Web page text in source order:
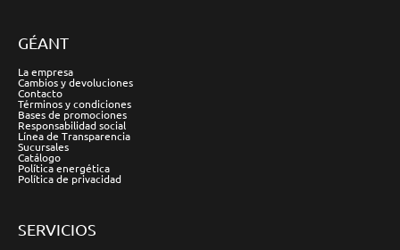
GÉANT
La empresa
Cambios y devoluciones
Contacto
Términos y condiciones
Bases de promociones
Responsabilidad social
Línea de Transparencia
Sucursales
Catálogo
Política energética
Política de privacidad
SERVICIOS